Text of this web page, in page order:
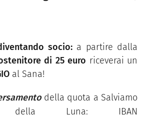
socio: a partire dalla
di 25 euro riceverai un
al Sana!
della quota a Salviamo
Luna: IBAN